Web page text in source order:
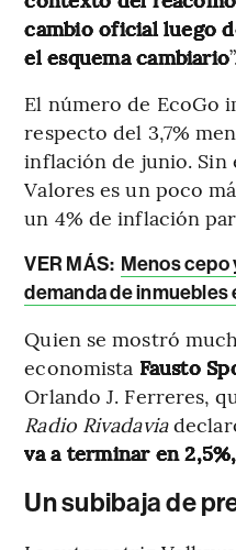
cambio oficial luego
el esquema cambiario
El número de EcoGo
respecto del 3,7%
inflación de junio. Sin
Valores es un poco
un 4% de inflación
VER MÁS: Menos cepo
demanda de inmuebles
Quien se mostró
economista Fausto
Orlando J. Ferreres,
Radio Rivadavia
va a terminar en
Un subibaja de